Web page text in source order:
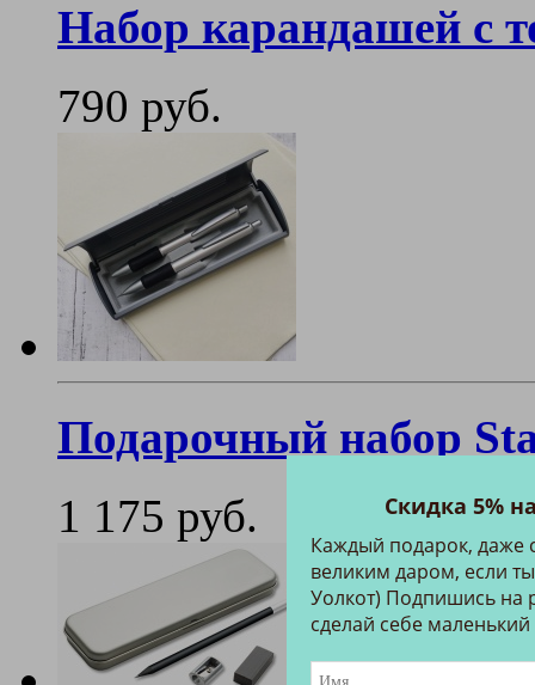
Набор карандашей с
790 руб.
Подарочный набор
1 175 руб.
Скидка 5%
Каждый подарок, даже
великим даром, если
Уолкот) Подпишись на
сделай себе